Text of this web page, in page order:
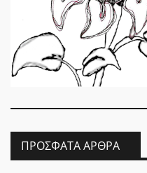
ΠΡΌΣΦΑΤΑ ΆΡΘΡΑ